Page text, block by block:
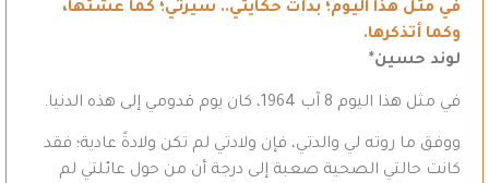
في مثل هذا اليوم؛ بدأت حكايتي.. سيرتي؛ كما عشتُها،
وكما أتذكرها.
لوند حسين*
في مثل هذا اليوم 8 آب 1964، كان يوم قدومي إلى هذه الدنيا.
ووفق ما روته لي والدتي، فإن ولادتي لم تكن ولادةً عادية؛ فقد
كانت حالتي الصحية صعبة إلى درجة أن من حول عائلتي لم